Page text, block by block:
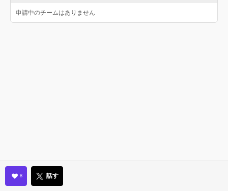
申請中のチームはありません
8 話す